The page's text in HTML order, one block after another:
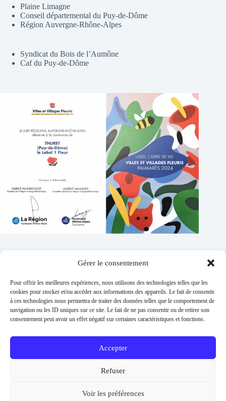
Gérer le consentement
Pour offrir les meilleures expériences, nous utilisons des technologies telles que les
cookies pour stocker et/ou accéder aux informations des appareils. Le fait de consentir
à ces technologies nous permettra de traiter des données telles que le comportement de
navigation ou les ID uniques sur ce site. Le fait de ne pas consentir ou de retirer son
consentement peut avoir un effet négatif sur certaines caractéristiques et fonctions.
Accepter
Refuser
Voir les préférences
Plaine Limagne
Conseil départemental du Puy-de-Dôme
Région Auvergne-Rhône-Alpes
Syndicat du Bois de l’Aumône
Caf du Puy-de-Dôme
Addresse :
1 place de l'église 63260 Thuret
Phone:
04 73 97 91 58
E-mail :
Permanences :
Lundi et jeudi 13h30 - 17h30 / Mardi et